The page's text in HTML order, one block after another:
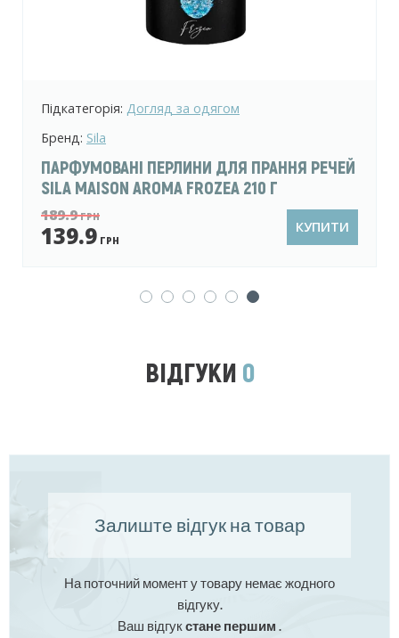
Підкатегорія: Догляд за одягом
Бренд: Sila
ПАРФУМОВАНІ ПЕРЛИНИ ДЛЯ ПРАННЯ РЕЧЕЙ
SILA MAISON AROMA FROZEA 210 Г
189.9ГРН
139.9 ГРН
КУПИТИ
ВІДГУКИ 0
Залиште відгук на товар
На поточний момент у товару немає жодного
відгуку.
Ваш відгукстане першим .